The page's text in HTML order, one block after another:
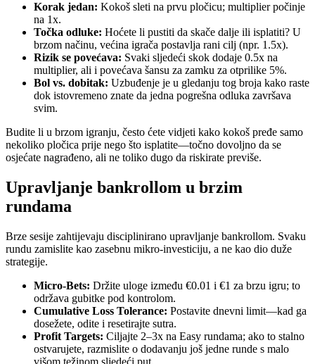
Korak jedan: Kokoš sleti na prvu pločicu; multiplier počinje
na 1x.
Točka odluke: Hoćete li pustiti da skače dalje ili isplatiti? U
brzom načinu, većina igrača postavlja rani cilj (npr. 1.5x).
Rizik se povećava: Svaki sljedeći skok dodaje 0.5x na
multiplier, ali i povećava šansu za zamku za otprilike 5%.
Bol vs. dobitak: Uzbuđenje je u gledanju tog broja kako raste
dok istovremeno znate da jedna pogrešna odluka završava
svim.
Budite li u brzom igranju, često ćete vidjeti kako kokoš pređe samo
nekoliko pločica prije nego što isplatite—točno dovoljno da se
osjećate nagrađeno, ali ne toliko dugo da riskirate previše.
Upravljanje bankrollom u brzim
rundama
Brze sesije zahtijevaju disciplinirano upravljanje bankrollom. Svaku
rundu zamislite kao zasebnu mikro‑investiciju, a ne kao dio duže
strategije.
Micro‑Bets: Držite uloge između €0.01 i €1 za brzu igru; to
održava gubitke pod kontrolom.
Cumulative Loss Tolerance: Postavite dnevni limit—kad ga
dosežete, odite i resetirajte sutra.
Profit Targets: Ciljajte 2–3x na Easy rundama; ako to stalno
ostvarujete, razmislite o dodavanju još jedne runde s malo